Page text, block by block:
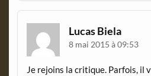
Lucas Biela
8 mai 2015 à 09:53
Je rejoins la critique. Parfois, il